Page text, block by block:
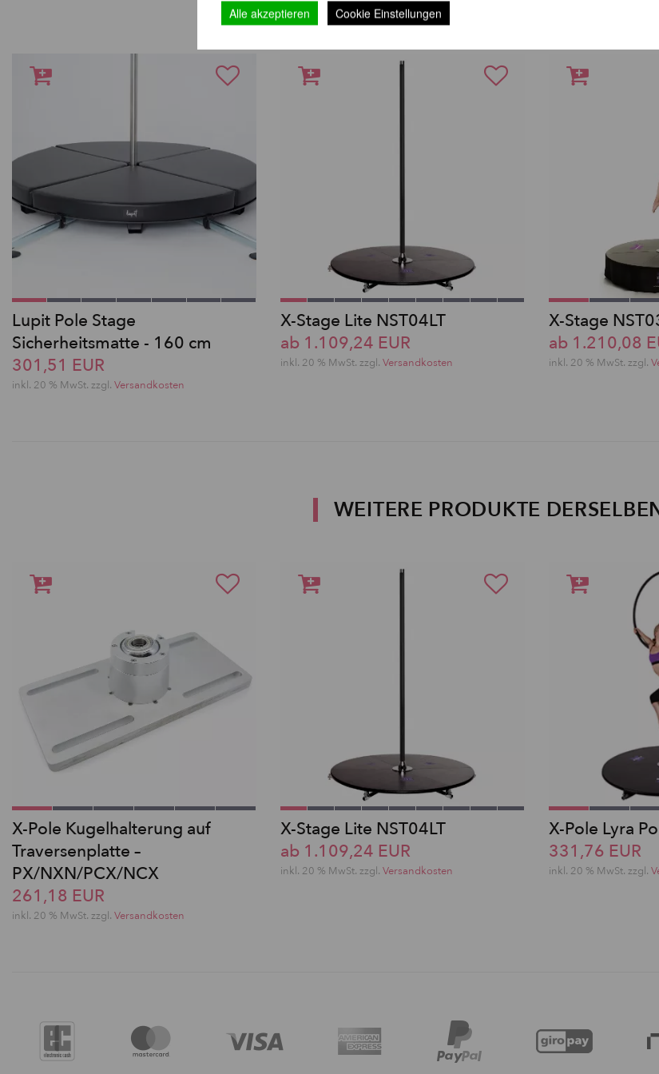
Lupit Pole Stage
Sicherheitsmatte - 160 cm
301,51 EUR
inkl. 20 % MwSt. zzgl. Versandkosten
X-Stage Lite NST04LT
ab 1.109,24 EUR
inkl. 20 % MwSt. zzgl. Versandkosten
X-Stage
ab 1.210,08
inkl. 20 % MwSt. zzgl.
WEITERE PRODUKTE
X-Pole Kugelhalterung auf
Traversenplatte –
PX/NXN/PCX/NCX
261,18 EUR
inkl. 20 % MwSt. zzgl. Versandkosten
X-Stage Lite NST04LT
ab 1.109,24 EUR
inkl. 20 % MwSt. zzgl. Versandkosten
X-Pole Lyra
331,76 EUR
inkl. 20 % MwSt. zzgl.
Alle akzeptieren Cookie Einstellungen